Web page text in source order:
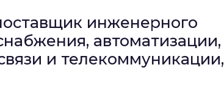
инженерного
автоматизации,
и телекоммуникации,